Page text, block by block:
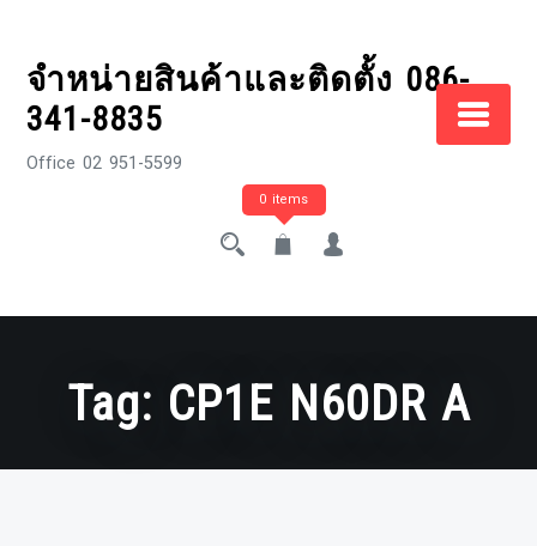
contentจำหน่ายสินค้าและติดตั้ง 086-
341-8835
Office 02 951-5599
0 items
Tag: CP1E N60DR A